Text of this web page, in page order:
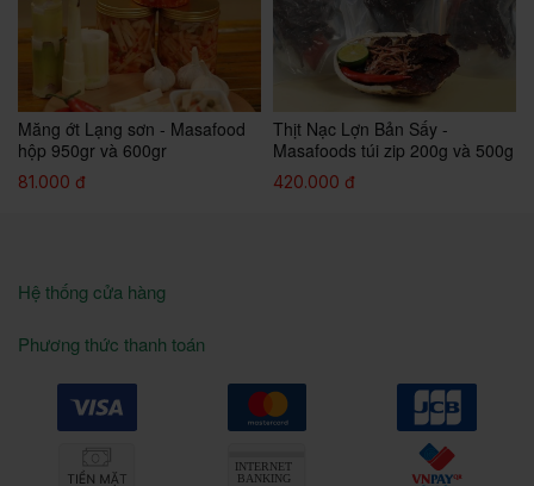
Măng ớt Lạng sơn - Masafood
hộp 950gr và 600gr
81.000 đ
Thịt Nạc Lợn Bản Sấy -
Masafoods túi zip 200g và 500g
420.000 đ
Hệ thống cửa hàng
Phương thức thanh toán